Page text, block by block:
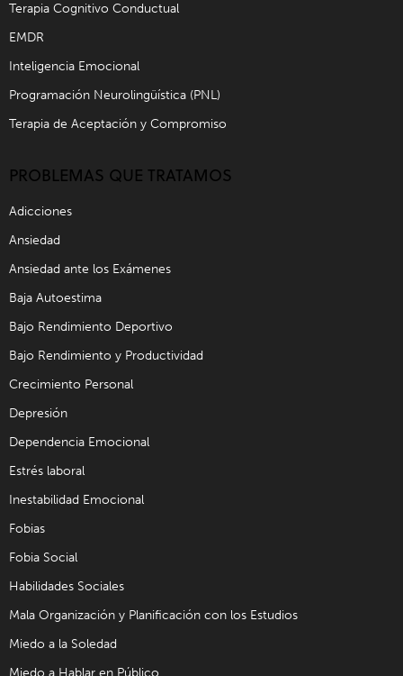
Terapia Cognitivo Conductual
EMDR
Inteligencia Emocional
Programación Neurolingüística (PNL)
Terapia de Aceptación y Compromiso
PROBLEMAS QUE TRATAMOS
Adicciones
Ansiedad
Ansiedad ante los Exámenes
Baja Autoestima
Bajo Rendimiento Deportivo
Bajo Rendimiento y Productividad
Crecimiento Personal
Depresión
Dependencia Emocional
Estrés laboral
Inestabilidad Emocional
Fobias
Fobia Social
Habilidades Sociales
Mala Organización y Planificación con los Estudios
Miedo a la Soledad